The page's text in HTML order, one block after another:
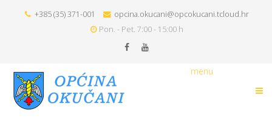
+385 (35) 371-001
opcina.okucani@opcokucani.tcloud.hr
Pon. - Pet. 7:00 - 15:00 h
menu